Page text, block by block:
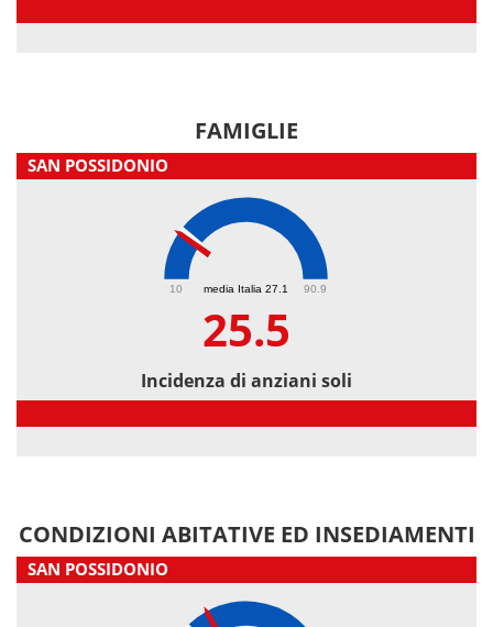
FAMIGLIE
SAN POSSIDONIO
media Italia 27.1
10 90.9
25.5
Incidenza di anziani soli
CONDIZIONI ABITATIVE ED INSEDIAMENTI
SAN POSSIDONIO